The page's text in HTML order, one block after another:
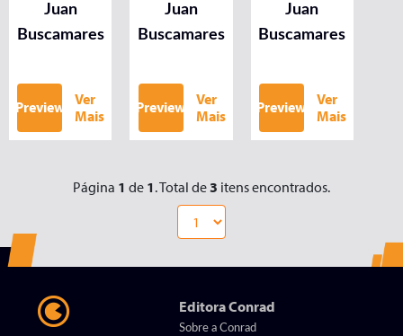
Juan
Buscamares
Preview
Ver
Mais
Juan
Buscamares
Preview
Ver
Mais
Juan
Buscamares
Preview
Ver
Mais
Página 1 de 1. Total de3 itens encontrados.
Editora Conrad
Sobre a Conrad